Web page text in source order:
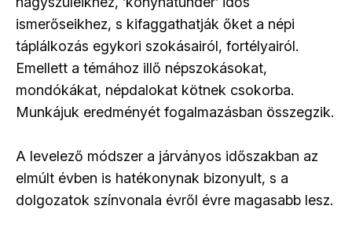
ismerőseikhez, s kifaggathatják őket a népi
táplálkozás egykori szokásairól, fortélyairól.
Emellett a témához illő népszokásokat,
mondókákat, népdalokat kötnek csokorba.
Munkájuk eredményét fogalmazásban összegzik.
A levelező módszer a járványos időszakban az
elmúlt évben is hatékonynak bizonyult, s a
dolgozatok színvonala évről évre magasabb lesz.